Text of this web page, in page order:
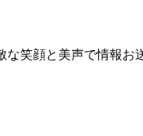
な笑顔と美声で情報お